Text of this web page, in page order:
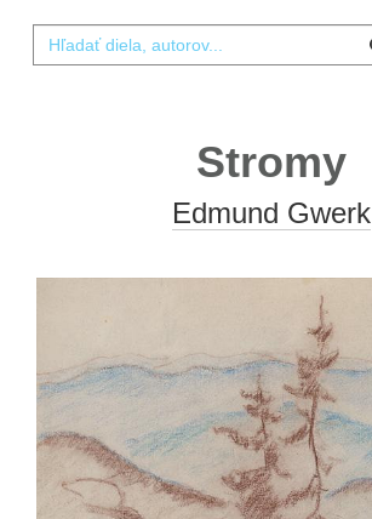
Stromy
Edmund Gwerk